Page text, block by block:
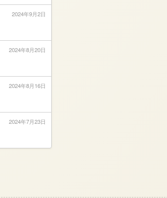
2024年9月2日
2024年8月20日
2024年8月16日
2024年7月23日